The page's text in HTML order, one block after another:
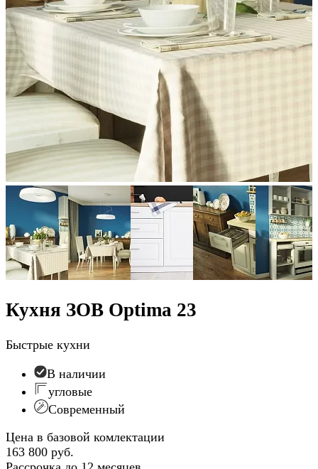
Кухня ЗОВ Optima 23
Быстрые кухни
В наличии
угловые
Современный
Цена в базовой комлектации
163 800 руб.